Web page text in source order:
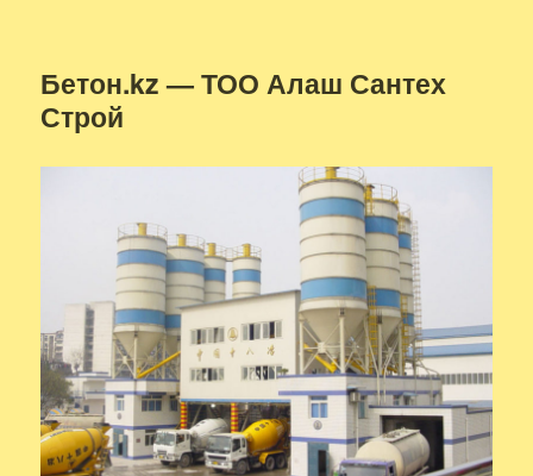
Бетон.kz — ТОО Алаш Сантех
Строй